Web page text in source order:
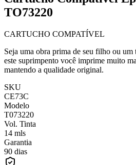
TO73220
CARTUCHO COMPATÍVEL
Seja uma obra prima de seu filho ou
este suprimpento você imprime muito
mantendo a qualidade original.
SKU
CE73C
Modelo
T073220
Vol. Tinta
14 mls
Garantia
90 dias